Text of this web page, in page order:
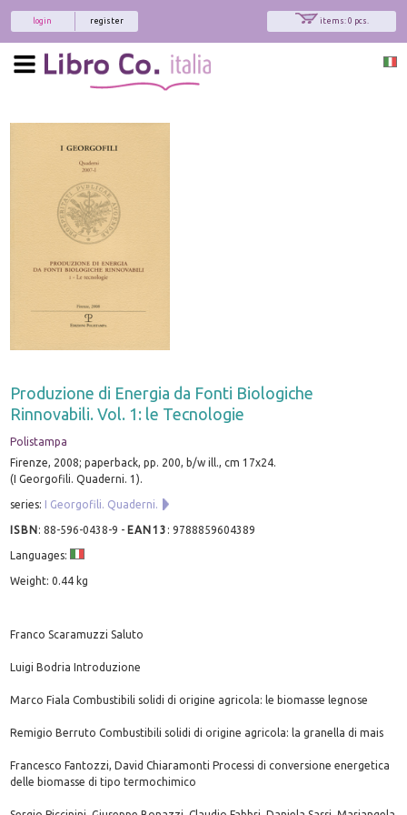
items: 0 pcs.
register
login
Produzione di Energia da Fonti Biologiche
Rinnovabili. Vol. 1: le Tecnologie
Polistampa
Firenze, 2008; paperback, pp. 200, b/w ill., cm 17x24.
(I Georgofili. Quaderni. 1).
series: I Georgofili. Quaderni.
ISBN:88-596-0438-9 - EAN13 :9788859604389
Languages:
Weight: 0.44 kg
Franco Scaramuzzi Saluto
Luigi Bodria Introduzione
Marco Fiala Combustibili solidi di origine agricola: le biomasse legnose
Remigio Berruto Combustibili solidi di origine agricola: la granella di mais
Francesco Fantozzi, David Chiaramonti Processi di conversione energetica
delle biomasse di tipo termochimico